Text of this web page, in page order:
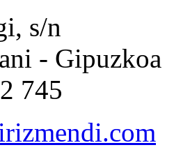
s/n
- Gipuzkoa
745